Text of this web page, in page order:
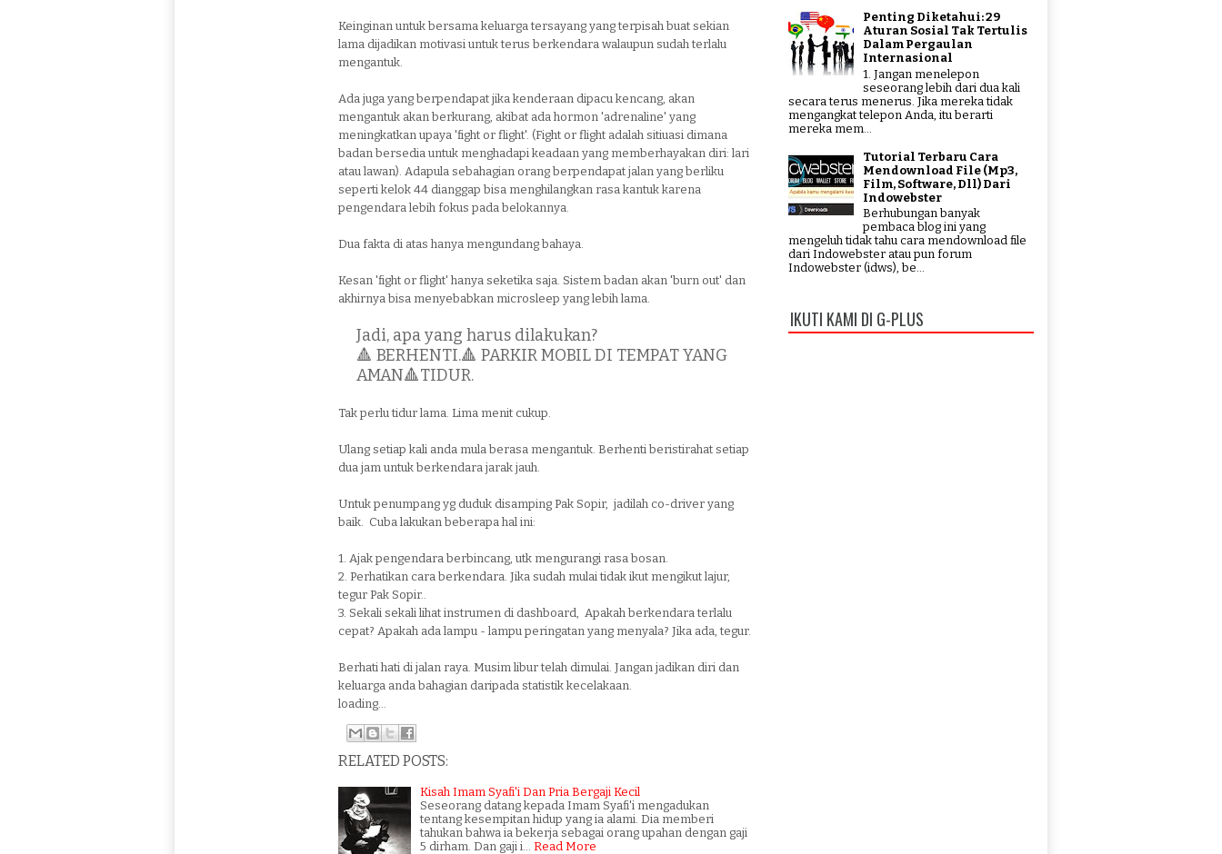
Keinginan untuk bersama keluarga tersayang yang terpisah buat sekian
lama dijadikan motivasi untuk terus berkendara walaupun sudah terlalu
mengantuk.
Ada juga yang berpendapat jika kenderaan dipacu kencang, akan
mengantuk akan berkurang, akibat ada hormon 'adrenaline' yang
meningkatkan upaya 'fight or flight'. (Fight or flight adalah sitiuasi dimana
badan bersedia untuk menghadapi keadaan yang memberhayakan diri: lari
atau lawan). Adapula sebahagian orang berpendapat jalan yang berliku
seperti kelok 44 dianggap bisa menghilangkan rasa kantuk karena
pengendara lebih fokus pada belokannya.
Dua fakta di atas hanya mengundang bahaya.
Kesan 'fight or flight' hanya seketika saja. Sistem badan akan 'burn out' dan
akhirnya bisa menyebabkan microsleep yang lebih lama.
Jadi, apa yang harus dilakukan?
🔺 BERHENTI.🔺 PARKIR MOBIL DI TEMPAT YANG
AMAN🔺TIDUR.
Tak perlu tidur lama. Lima menit cukup.
Ulang setiap kali anda mula berasa mengantuk. Berhenti beristirahat setiap
dua jam untuk berkendara jarak jauh.
Untuk penumpang yg duduk disamping Pak Sopir, jadilah co-driver yang
baik. Cuba lakukan beberapa hal ini:
1. Ajak pengendara berbincang, utk mengurangi rasa bosan.
2. Perhatikan cara berkendara. Jika sudah mulai tidak ikut mengikut lajur,
tegur Pak Sopir..
3. Sekali sekali lihat instrumen di dashboard, Apakah berkendara terlalu
cepat? Apakah ada lampu - lampu peringatan yang menyala? Jika ada, tegur.
Berhati hati di jalan raya. Musim libur telah dimulai. Jangan jadikan diri dan
keluarga anda bahagian daripada statistik kecelakaan.
loading...
RELATED POSTS:
Kisah Imam Syafi'i Dan Pria Bergaji Kecil
Seseorang datang kepada Imam Syafi'i mengadukan
tentang kesempitan hidup yang ia alami. Dia memberi
tahukan bahwa ia bekerja sebagai orang upahan dengan gaji
5 dirham. Dan gaji i…
Read More
Penting Diketahui: 29
Aturan Sosial Tak Tertulis
Dalam Pergaulan
Internasional
1. Jangan menelepon
seseorang lebih dari dua kali
secara terus menerus. Jika mereka tidak
mengangkat telepon Anda, itu berarti
mereka mem...
Tutorial Terbaru Cara
Mendownload File (Mp3,
Film, Software, Dll) Dari
Indowebster
Berhubungan banyak
pembaca blog ini yang
mengeluh tidak tahu cara mendownload file
dari Indowebster atau pun forum
Indowebster (idws), be...
IKUTI KAMI DI G-PLUS